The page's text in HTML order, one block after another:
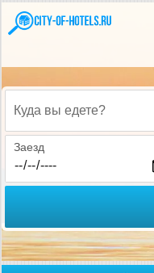
Куда вы едете?
Заезд